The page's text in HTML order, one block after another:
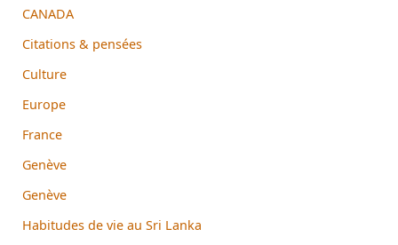
CANADA
Citations & pensées
Culture
Europe
France
Genève
Genève
Habitudes de vie au Sri Lanka